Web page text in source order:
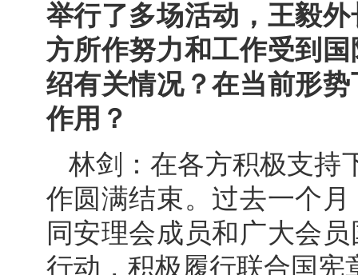
举行了多场活动，王毅
方所作努力和工作受到
绍有关情况？在当前形
作用？
林剑：在各方积极支持
作圆满结束。过去一个
同安理会成员和广大会
行动，积极履行联合国宪